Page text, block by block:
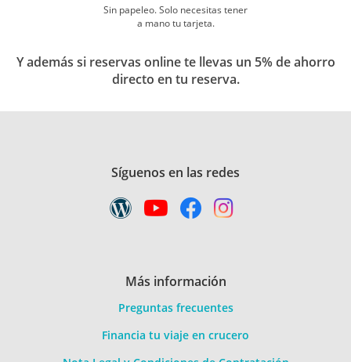
Sin papeleo. Solo necesitas tener
a mano tu tarjeta.
Y además si reservas online te llevas un 5% de ahorro
directo en tu reserva.
Síguenos en las redes
Más información
Preguntas frecuentes
Financia tu viaje en crucero